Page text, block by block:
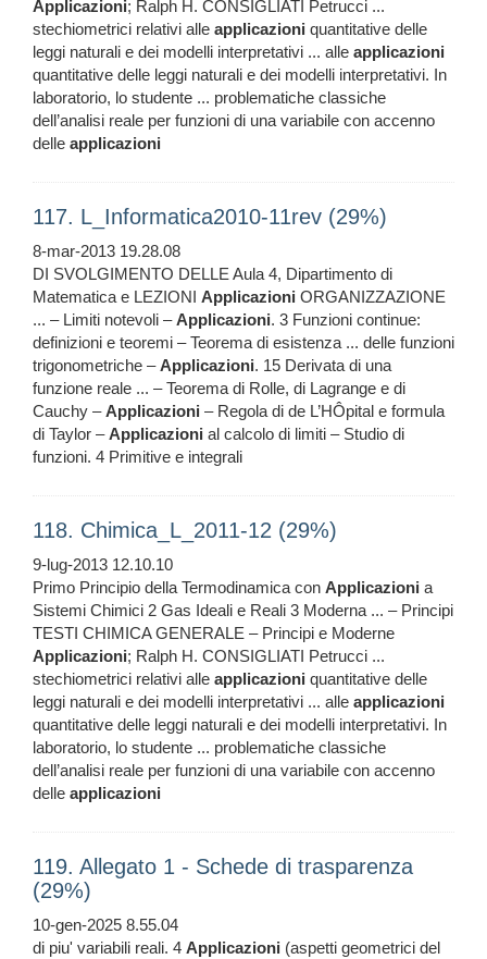
Applicazioni; Ralph H. CONSIGLIATI Petrucci ...
stechiometrici relativi alle applicazioni quantitative delle
leggi naturali e dei modelli interpretativi ... alle applicazioni
quantitative delle leggi naturali e dei modelli interpretativi. In
laboratorio, lo studente ... problematiche classiche
dell’analisi reale per funzioni di una variabile con accenno
delle applicazioni
117. L_Informatica2010-11rev (29%)
8-mar-2013 19.28.08
DI SVOLGIMENTO DELLE Aula 4, Dipartimento di
Matematica e LEZIONI Applicazioni ORGANIZZAZIONE
... – Limiti notevoli –Applicazioni. 3 Funzioni continue:
definizioni e teoremi – Teorema di esistenza ... delle funzioni
trigonometriche –Applicazioni. 15 Derivata di una
funzione reale ... – Teorema di Rolle, di Lagrange e di
Cauchy –Applicazioni – Regola di de L’HÔpital e formula
di Taylor –Applicazioni al calcolo di limiti – Studio di
funzioni. 4 Primitive e integrali
118. Chimica_L_2011-12 (29%)
9-lug-2013 12.10.10
Primo Principio della Termodinamica con Applicazioni a
Sistemi Chimici 2 Gas Ideali e Reali 3 Moderna ... – Principi
TESTI CHIMICA GENERALE – Principi e Moderne
Applicazioni; Ralph H. CONSIGLIATI Petrucci ...
stechiometrici relativi alle applicazioni quantitative delle
leggi naturali e dei modelli interpretativi ... alle applicazioni
quantitative delle leggi naturali e dei modelli interpretativi. In
laboratorio, lo studente ... problematiche classiche
dell’analisi reale per funzioni di una variabile con accenno
delle applicazioni
119. Allegato 1 - Schede di trasparenza
(29%)
10-gen-2025 8.55.04
di piu' variabili reali. 4 Applicazioni (aspetti geometrici del